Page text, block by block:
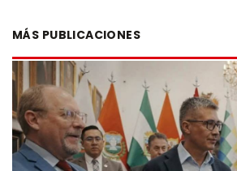
MÁS PUBLICACIONES